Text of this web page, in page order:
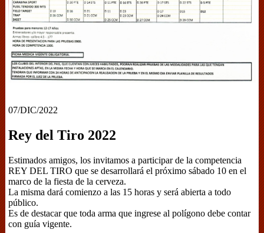
07/DIC/2022
Rey del Tiro 2022
Estimados amigos, los invitamos a participar de la competencia
REY DEL TIRO que se desarrollará el próximo sábado 10 en el
marco de la fiesta de la cerveza.
La misma dará comienzo a las 15 horas y será abierta a todo
público.
Es de destacar que toda arma que ingrese al polígono debe contar
con guía vigente.